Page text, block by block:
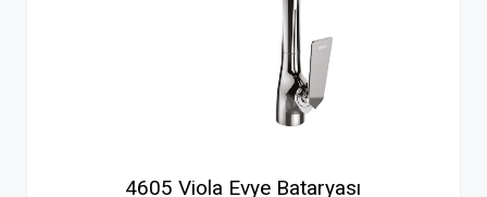
4605 Viola Evye Bataryası